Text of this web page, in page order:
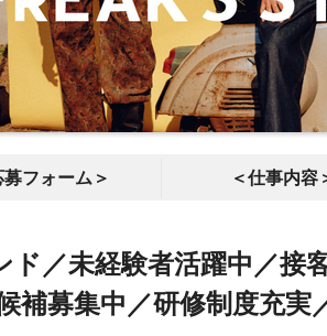
募フォーム＞ ＜仕事内容
／未経験者活躍中／接
補募集中／研修制度充実